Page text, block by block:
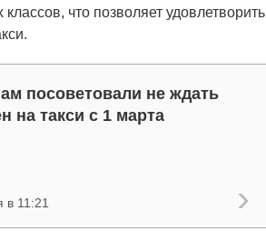
что позволяет удовлетворить
посоветовали не ждать
на такси с 1 марта
в 11:21